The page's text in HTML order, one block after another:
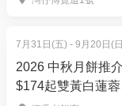
7月31日(五) - 9月20日(
2026 中秋月餅推
$174起雙黃白蓮